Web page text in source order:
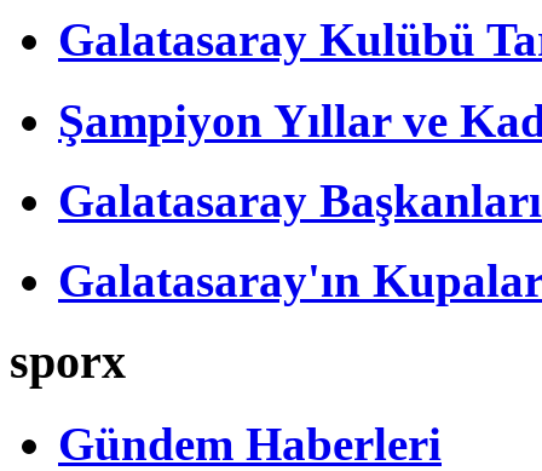
Galatasaray Kulübü
Şampiyon Yıllar ve
Galatasaray Başkanları
Galatasaray'ın
sporx
Gündem Haberleri